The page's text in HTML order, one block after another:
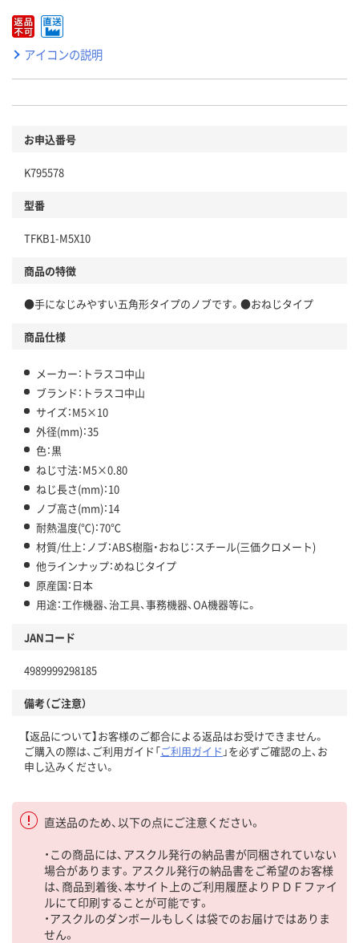
アイコンの説明
お申込番号
K795578
型番
TFKB1-M5X10
商品の特徴
●手になじみやすい五角形タイプのノブです。●おねじタイプ
商品仕様
メーカー：トラスコ中山
ブランド：トラスコ中山
サイズ：M5×10
外径(mm)：35
色：黒
ねじ寸法：M5×0.80
ねじ長さ(mm)：10
ノブ高さ(mm)：14
耐熱温度(℃)：70℃
材質/仕上：ノブ：ABS樹脂・おねじ：スチール(三価クロメート)
他ラインナップ：めねじタイプ
原産国：日本
用途：工作機器、治工具、事務機器、OA機器等に。
JANコード
4989999298185
備考（ご注意）
【返品について】お客様のご都合による返品はお受けできません。
ご購入の際は、ご利用ガイド「ご利用ガイド 」を必ずご確認の上、お
申し込みください。
直送品のため、以下の点にご注意ください。
・この商品には、アスクル発行の納品書が同梱されていない
場合があります。アスクル発行の納品書をご希望のお客様
は、商品到着後、本サイト上のご利用履歴よりＰＤＦファイ
ルにて印刷することが可能です。
・アスクルのダンボールもしくは袋でのお届けではありま
せん。